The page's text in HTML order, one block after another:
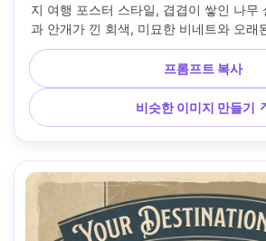
지 여행 포스터 스타일, 겹겹이 쌓인 나무
과 안개가 낀 회색, 미묘한 비네트와 오래
인 세리프 레터링 플레이스홀더가 있는 상
널, 하단의 작은 아이콘 행, 스크린 프린트
수 있는 벽 아트 구성, 85mm 렌즈, 얕은
운 영화 조명 --ar 4:5
프롬프트 복사
비슷한 이미지 만들기